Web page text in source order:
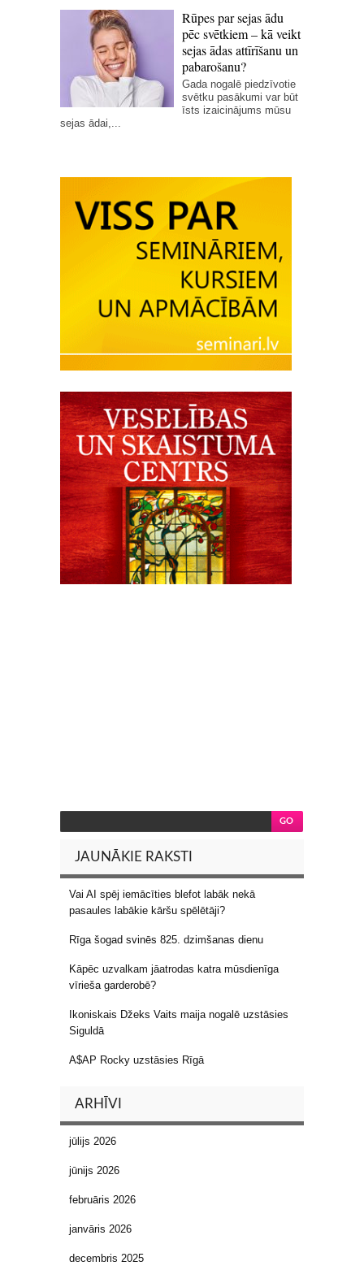
Rūpes par sejas ādu
pēc svētkiem – kā veikt
sejas ādas attīrīšanu un
pabarošanu?
Gada nogalē piedzīvotie
svētku pasākumi var būt
īsts izaicinājums mūsu
sejas ādai,...
JAUNĀKIE RAKSTI
Vai AI spēj iemācīties blefot labāk nekā
pasaules labākie kāršu spēlētāji?
Rīga šogad svinēs 825. dzimšanas dienu
Kāpēc uzvalkam jāatrodas katra mūsdienīga
vīrieša garderobē?
Ikoniskais Džeks Vaits maija nogalē uzstāsies
Siguldā
A$AP Rocky uzstāsies Rīgā
ARHĪVI
jūlijs 2026
jūnijs 2026
februāris 2026
janvāris 2026
decembris 2025